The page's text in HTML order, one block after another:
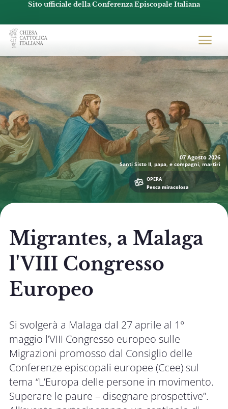
Sito ufficiale della Conferenza Episcopale Italiana
Chiesacattolica.it
07 Agosto 2026
Santi Sisto II, papa, e compagni, martiri
OPERA
Pesca miracolosa
Migrantes, a Malaga
l'VIII Congresso
Europeo
Si svolgerà a Malaga dal 27 aprile al 1°
maggio l’VIII Congresso europeo sulle
Migrazioni promosso dal Consiglio delle
Conferenze episcopali europee (Ccee) sul
tema “L’Europa delle persone in movimento.
Superare le paure – disegnare prospettive”.